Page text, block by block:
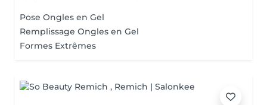
Pose Ongles en Gel
Remplissage Ongles en Gel
Formes Extrêmes